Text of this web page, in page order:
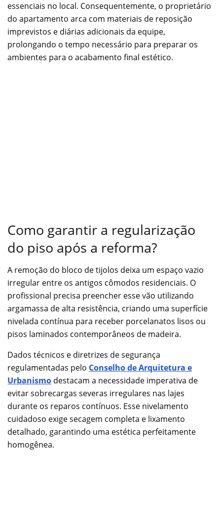
essenciais no local. Consequentemente, o proprietário
do apartamento arca com materiais de reposição
imprevistos e diárias adicionais da equipe,
prolongando o tempo necessário para preparar os
ambientes para o acabamento final estético.
Como garantir a regularização
do piso após a reforma?
A remoção do bloco de tijolos deixa um espaço vazio
irregular entre os antigos cômodos residenciais. O
profissional precisa preencher esse vão utilizando
argamassa de alta resistência, criando uma superfície
nivelada contínua para receber porcelanatos lisos ou
pisos laminados contemporâneos de madeira.
Dados técnicos e diretrizes de segurança
regulamentadas pelo Conselho de Arquitetura e
Urbanismo destacam a necessidade imperativa de
evitar sobrecargas severas irregulares nas lajes
durante os reparos contínuos. Esse nivelamento
cuidadoso exige secagem completa e lixamento
detalhado, garantindo uma estética perfeitamente
homogênea.